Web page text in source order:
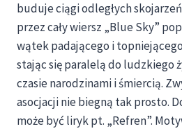
buduje ciągi odległych
przez cały wiersz „Blue Sky”
wątek padającego i
stając się paralelą do ludzkiego
czasie narodzinami i śmiercią.
asocjacji nie biegną tak prosto.
może być liryk pt. „Refren”.